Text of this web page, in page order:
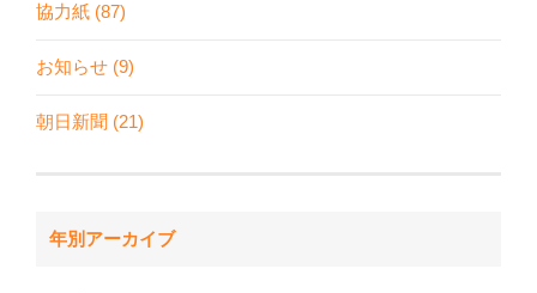
協力紙 (87)
お知らせ (9)
朝日新聞 (21)
年別アーカイブ